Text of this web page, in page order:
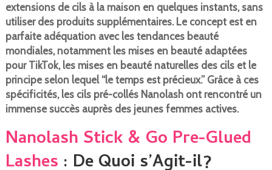
extensions de cils à la maison en quelques instants, sans
utiliser des produits supplémentaires. Le concept est en
parfaite adéquation avec les tendances beauté
mondiales, notamment les mises en beauté adaptées
pour TikTok, les mises en beauté naturelles des cils et le
principe selon lequel “le temps est précieux.” Grâce à ces
spécificités, les cils pré-collés Nanolash ont rencontré un
immense succès auprès des jeunes femmes actives.
Nanolash Stick & Go Pre-Glued
Lashes : De Quoi s’Agit-il?